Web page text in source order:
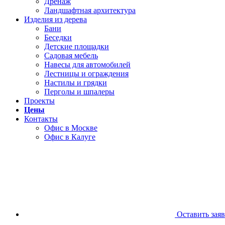
Ландшафтная архитектура
Изделия из дерева
Бани
Беседки
Детские площадки
Садовая мебель
Навесы для автомобилей
Лестницы и ограждения
Настилы и грядки
Перголы и шпалеры
Проекты
Цены
Контакты
Офис в Москве
Офис в Калуге
Оставить